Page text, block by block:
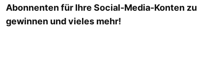
Abonnenten für Ihre Social-Media-Konten zu
gewinnen und vieles mehr!